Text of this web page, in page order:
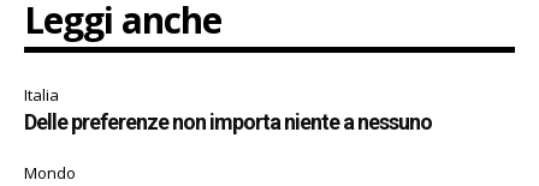
Leggi anche
Italia
Delle preferenze non importa niente a nessuno
Mondo